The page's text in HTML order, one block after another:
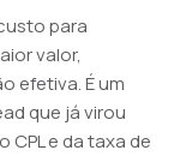
para
valor,
efetiva. É um
que já virou
CPL e da taxa de